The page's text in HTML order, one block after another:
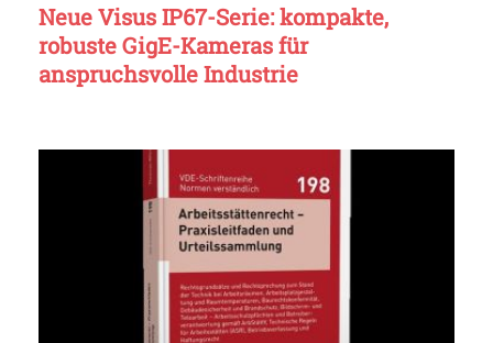
Neue Visus IP67-Serie: kompakte,
robuste GigE-Kameras für
anspruchsvolle Industrie